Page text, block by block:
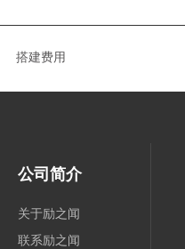
搭建费用
公司简介
关于励之闻
联系励之闻